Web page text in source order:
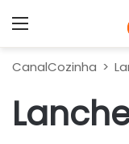
CanalCozinha >